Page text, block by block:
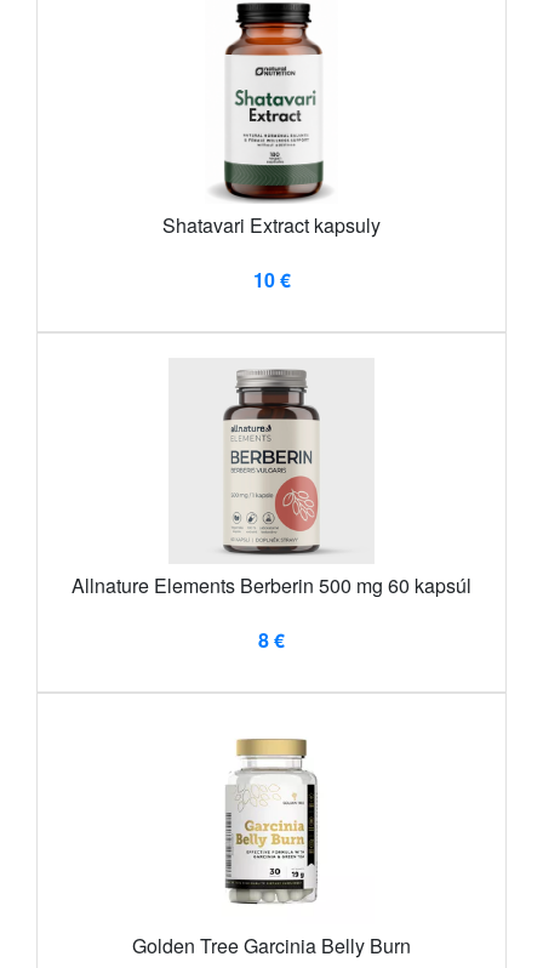
Shatavari Extract kapsuly
10 €
Allnature Elements Berberin 500 mg 60 kapsúl
8 €
Golden Tree Garcinia Belly Burn